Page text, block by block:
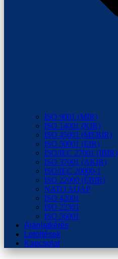
ISO 9001 (MIR)
ISO 14001 (KIR)
ISO 45001 (MEBIR)
ISO 50001 (EIR)
ISO/IEC 27001 (IBIR)
ISO 37001 (AKIR)
ISO/IEC 20000-1
ISO 22000 (ÉBIR)
NATO AQAP
ISO 42001
ISO 22301
ISO 56001
Ajánlatkérés
Letöltések
Kapcsolat